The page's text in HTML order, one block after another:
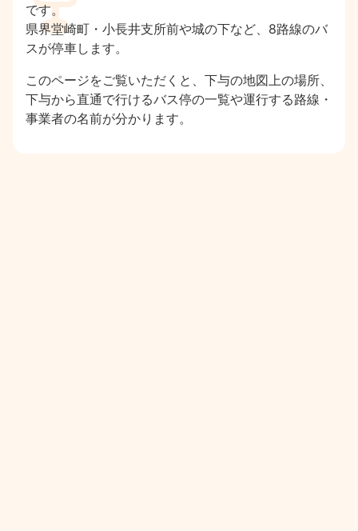
です。
県界堂崎町・小長井支所前や城の下など、8路線のバ
スが停車します。
このページをご覧いただくと、下与の地図上の場所、
下与から直通で行けるバス停の一覧や運行する路線・
事業者の名前が分かります。